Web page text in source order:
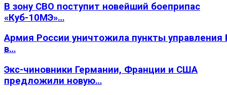
В зону СВО поступит новейший боеприпас
«Куб-10МЭ»…
Армия России уничтожила пункты
в…
Экс-чиновники Германии, Франции и США
предложили новую…